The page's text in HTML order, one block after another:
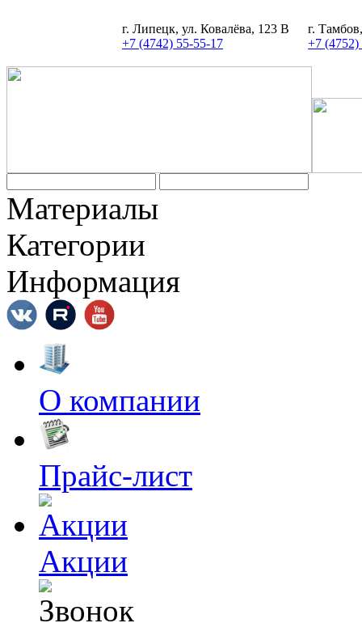
г. Липецк, ул. Ковалёва, 123 В
+7 (4742) 55-55-17
г.
+7 (4752)
Материалы
Категории
Информация
О компании
Прайс-лист
Акции
Задать вопрос